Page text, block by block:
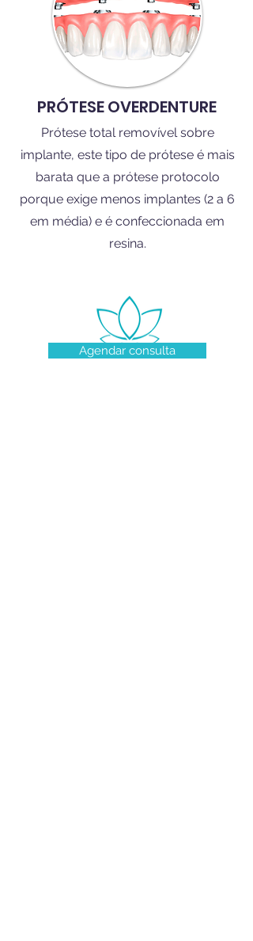
PRÓTESE OVERDENTURE
Prótese total removível sobre
implante, este tipo de prótese é mais
barata que a prótese protocolo
porque exige menos implantes (2 a 6
em média) e é confeccionada em
resina.
Agendar consulta